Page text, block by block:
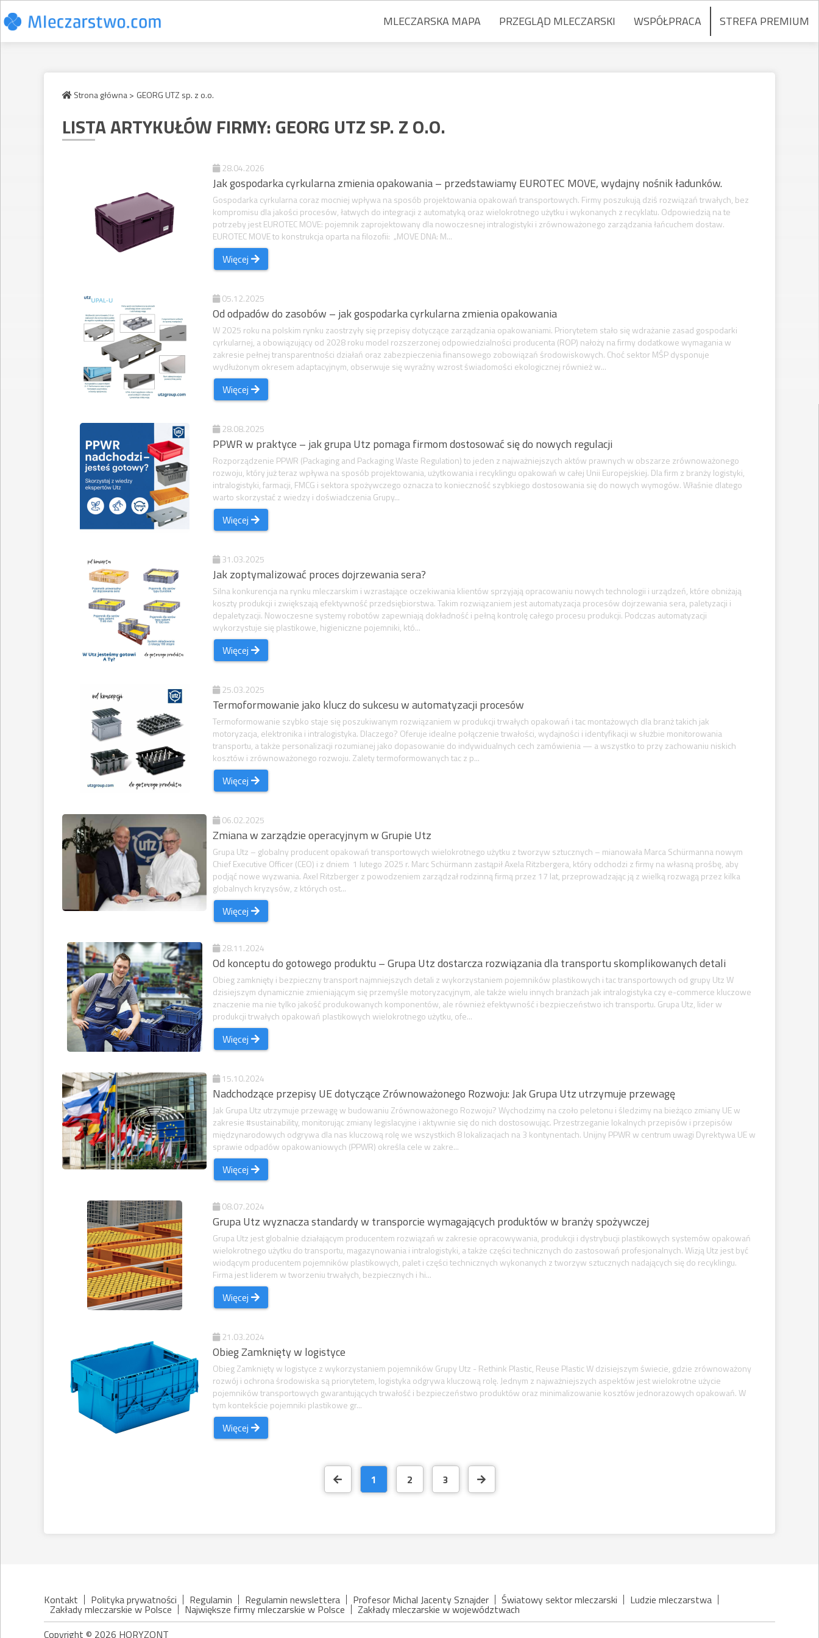
MLECZARSKA MAPA PRZEGLĄD MLECZARSKI WSPÓŁPRACA STREFA PREMIUM
Strona główna > GEORG UTZ sp. z o.o.
LISTA ARTYKUŁÓW FIRMY: GEORG UTZ SP. Z O.O.
28.04.2026
Jak gospodarka cyrkularna zmienia opakowania – przedstawiamy EUROTEC MOVE, wydajny nośnik ładunków.
Gospodarka cyrkularna coraz mocniej wpływa na sposób projektowania opakowań transportowych. Firmy poszukują dziś rozwiązań trwałych, bez
kompromisu dla jakości procesów, łatwych do integracji z automatyką oraz wielokrotnego użytku i wykonanych z recyklatu. Odpowiedzią na te
potrzeby jest EUROTEC MOVE: pojemnik zaprojektowany dla nowoczesnej intralogistyki i zrównoważonego zarządzania łańcuchem dostaw.
EUROTEC MOVE to konstrukcja oparta na filozofii: „MOVE DNA: M...
Więcej
05.12.2025
Od odpadów do zasobów – jak gospodarka cyrkularna zmienia opakowania
W 2025 roku na polskim rynku zaostrzyły się przepisy dotyczące zarządzania opakowaniami. Priorytetem stało się wdrażanie zasad gospodarki
cyrkularnej, a obowiązujący od 2028 roku model rozszerzonej odpowiedzialności producenta (ROP) nałoży na firmy dodatkowe wymagania w
zakresie pełnej transparentności działań oraz zabezpieczenia finansowego zobowiązań środowiskowych. Choć sektor MŚP dysponuje
wydłużonym okresem adaptacyjnym, obserwuje się wyraźny wzrost świadomości ekologicznej również w...
Więcej
28.08.2025
PPWR w praktyce – jak grupa Utz pomaga firmom dostosować się do nowych regulacji
Rozporządzenie PPWR (Packaging and Packaging Waste Regulation) to jeden z najważniejszych aktów prawnych w obszarze zrównoważonego
rozwoju, który już teraz wpływa na sposób projektowania, użytkowania i recyklingu opakowań w całej Unii Europejskiej. Dla firm z branży logistyki,
intralogistyki, farmacji, FMCG i sektora spożywczego oznacza to konieczność szybkiego dostosowania się do nowych wymogów. Właśnie dlatego
warto skorzystać z wiedzy i doświadczenia Grupy...
Więcej
31.03.2025
Jak zoptymalizować proces dojrzewania sera?
Silna konkurencja na rynku mleczarskim i wzrastające oczekiwania klientów sprzyjają opracowaniu nowych technologii i urządzeń, które obniżają
koszty produkcji i zwiększają efektywność przedsiębiorstwa. Takim rozwiązaniem jest automatyzacja procesów dojrzewania sera, paletyzacji i
depaletyzacji. Nowoczesne systemy robotów zapewniają dokładność i pełną kontrolę całego procesu produkcji. Podczas automatyzacji
wykorzystuje się plastikowe, higieniczne pojemniki, któ...
Więcej
25.03.2025
Termoformowanie jako klucz do sukcesu w automatyzacji procesów
Termoformowanie szybko staje się poszukiwanym rozwiązaniem w produkcji trwałych opakowań i tac montażowych dla branż takich jak
motoryzacja, elektronika i intralogistyka. Dlaczego? Oferuje idealne połączenie trwałości, wydajności i identyfikacji w służbie monitorowania
transportu, a także personalizacji rozumianej jako dopasowanie do indywidualnych cech zamówienia — a wszystko to przy zachowaniu niskich
kosztów i zrównoważonego rozwoju. Zalety termoformowanych tac z p...
Więcej
06.02.2025
Zmiana w zarządzie operacyjnym w Grupie Utz
Grupa Utz – globalny producent opakowań transportowych wielokrotnego użytku z tworzyw sztucznych – mianowała Marca Schürmanna nowym
Chief Executive Officer (CEO) i z dniem 1 lutego 2025 r. Marc Schürmann zastąpił Axela Ritzbergera, który odchodzi z firmy na własną prośbę, aby
podjąć nowe wyzwania. Axel Ritzberger z powodzeniem zarządzał rodzinną firmą przez 17 lat, przeprowadzając ją z wielką rozwagą przez kilka
globalnych kryzysów, z których ost...
Więcej
28.11.2024
Od konceptu do gotowego produktu – Grupa Utz dostarcza rozwiązania dla transportu skomplikowanych detali
Obieg zamknięty i bezpieczny transport najmniejszych detali z wykorzystaniem pojemników plastikowych i tac transportowych od grupy Utz W
dzisiejszym dynamicznie zmieniającym się przemyśle motoryzacyjnym, ale także wielu innych branżach jak intralogistyka czy e-commerce kluczowe
znaczenie ma nie tylko jakość produkowanych komponentów, ale również efektywność i bezpieczeństwo ich transportu. Grupa Utz, lider w
produkcji trwałych opakowań plastikowych wielokrotnego użytku, ofe...
Więcej
15.10.2024
Nadchodzące przepisy UE dotyczące Zrównoważonego Rozwoju: Jak Grupa Utz utrzymuje przewagę
Jak Grupa Utz utrzymuje przewagę w budowaniu Zrównoważonego Rozwoju? Wychodzimy na czoło peletonu i śledzimy na bieżąco zmiany UE w
zakresie #sustainability, monitorując zmiany legislacyjne i aktywnie się do nich dostosowując. Przestrzeganie lokalnych przepisów i przepisów
międzynarodowych odgrywa dla nas kluczową rolę we wszystkich 8 lokalizacjach na 3 kontynentach. Unijny PPWR w centrum uwagi Dyrektywa UE w
sprawie odpadów opakowaniowych (PPWR) określa cele w zakre...
Więcej
08.07.2024
Grupa Utz wyznacza standardy w transporcie wymagających produktów w branży spożywczej
Grupa Utz jest globalnie działającym producentem rozwiązań w zakresie opracowywania, produkcji i dystrybucji plastikowych systemów opakowań
wielokrotnego użytku do transportu, magazynowania i intralogistyki, a także części technicznych do zastosowań profesjonalnych. Wizją Utz jest być
wiodącym producentem pojemników plastikowych, palet i części technicznych wykonanych z tworzyw sztucznych nadających się do recyklingu.
Firma jest liderem w tworzeniu trwałych, bezpiecznych i hi...
Więcej
21.03.2024
Obieg Zamknięty w logistyce
Obieg Zamknięty w logistyce z wykorzystaniem pojemników Grupy Utz - Rethink Plastic, Reuse Plastic W dzisiejszym świecie, gdzie zrównoważony
rozwój i ochrona środowiska są priorytetem, logistyka odgrywa kluczową rolę. Jednym z najważniejszych aspektów jest wielokrotne użycie
pojemników transportowych gwarantujących trwałość i bezpieczeństwo produktów oraz minimalizowanie kosztów jednorazowych opakowań. W
tym kontekście pojemniki plastikowe gr...
Więcej
1 2 3
Kontakt Polityka prywatności Regulamin Regulamin newslettera Profesor Michal Jacenty Sznajder Światowy sektor mleczarski Ludzie mleczarstwa
Zakłady mleczarskie w Polsce Największe firmy mleczarskie w Polsce
Zakłady mleczarskie w województwach
Copyright © 2026 HORYZONT